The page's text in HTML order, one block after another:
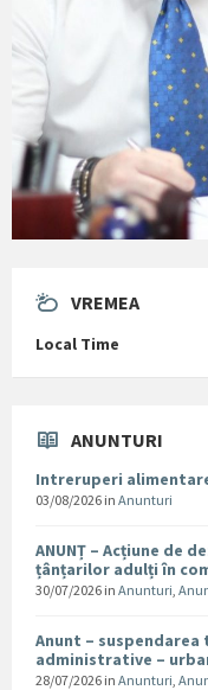
VREMEA
Local Time
ANUNTURI
Intreruperi
03/08/2026 in Anunturi
ANUNȚ – Acțiune de
țânțarilor adulți în
30/07/2026 in Anunturi,
Anunt –
administrative –
28/07/2026 in Anunturi,